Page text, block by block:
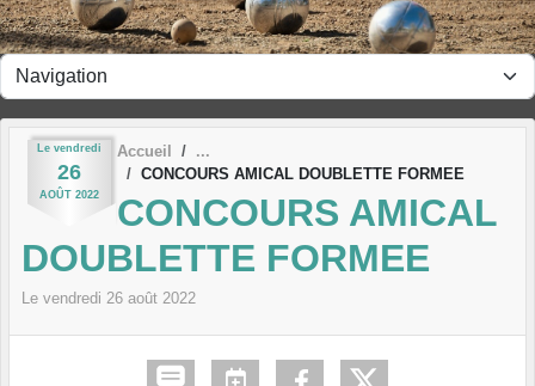
Le vendredi
26
AOÛT 2022
Accueil
CONCOURS AMICAL DOUBLETTE FORMEE
CONCOURS AMICAL
DOUBLETTE FORMEE
Le vendredi 26 août 2022